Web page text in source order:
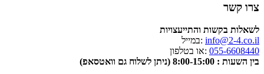
צרו קשר
לשאלות בקשות והתייעצויות
info@2-4.co.il :במייל
055-6608440 :או בטלפון
בין השעות : 8:00-15:00 (ניתן לשלוח גם וואטסאפ)